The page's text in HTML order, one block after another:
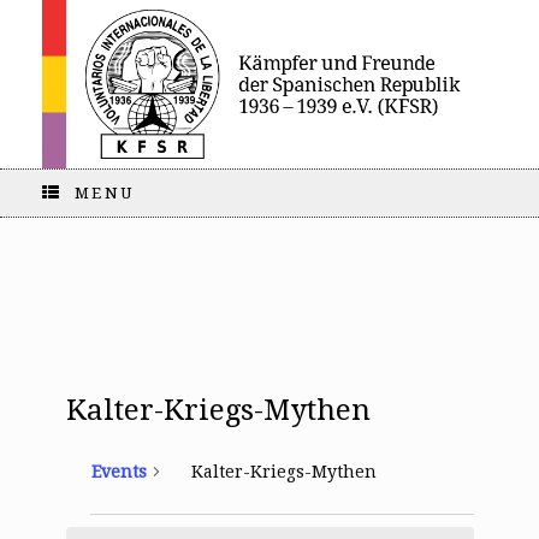
MENU
Kalter-Kriegs-Mythen
Events Kalter-Kriegs-Mythen